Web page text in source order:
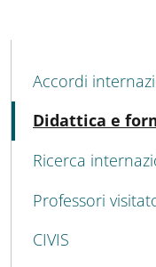
MENU CEV
Accordi
Didattica e
Ricerca
Professori
CIVIS